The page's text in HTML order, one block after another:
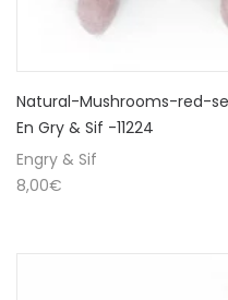
Natural-Mushrooms-red-
En Gry & Sif -11224
Engry & Sif
8,00€